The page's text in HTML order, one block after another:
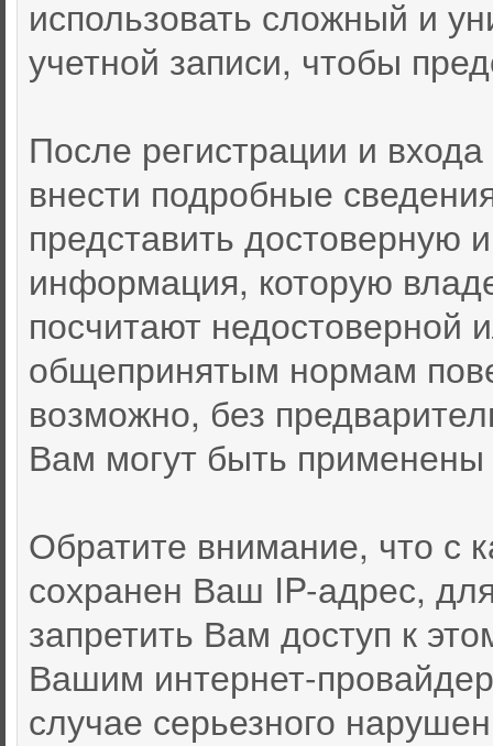
использовать сложный и
учетной записи, чтобы
После регистрации и
внести подробные
представить
информация, которую
посчитают недостоверной
общепринятым нормам
возможно, без
Вам могут быть
Обратите внимание, что с
сохранен Ваш IP-адрес,
запретить Вам доступ к
Вашим интернет-
случае серьезного